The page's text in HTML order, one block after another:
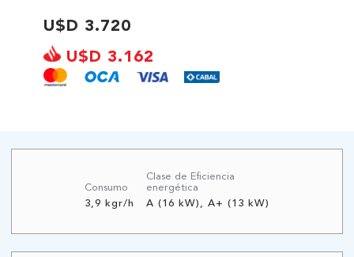
U$D 3.720
U$D 3.162
Consumo
3,9 kgr/h
Clase de Eficiencia
energética
A (16 kW), A+ (13 kW)